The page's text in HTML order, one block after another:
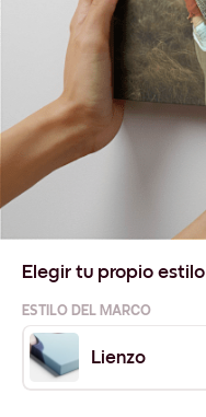
Elegir tu propio estilo
ESTILO DEL MARCO
Lienzo